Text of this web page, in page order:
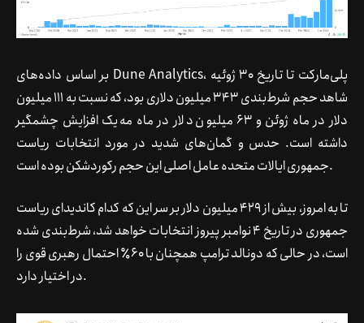
بر اساس داده‌های Dune Analytics، پلی‌مارکت تا تاریخ ۳۰ ژوئیه
شاهد حجم شرط‌بندی ۳۴۳ میلیون دلاری بود، که نسبت به ۱۱۱ میلیون
دلار در ماه ژوئن و ۶۳ میلیون دلار در ماه مه یک افزایش چشمگیر
داشته است. حدس و گمان‌های شدید در مورد انتخابات ریاست
جمهوری ایالات متحده عامل اصلی این حجم رکوردشکن بوده است.
تا به امروز، بیش از ۴۲۹ میلیون دلار بر سر این که کدام کاندیدای ریاست
جمهوری در تاریخ ۴ نوامبر پیروز انتخابات خواهد شد، شرط‌بندی شده
است، در حالی که دونالد ترامپ همچنان با ۶۰٪ احتمال رهبری قوی را
در اختیار دارد.